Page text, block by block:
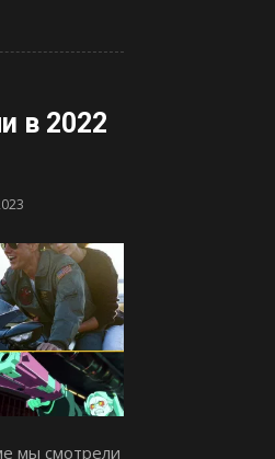
в 2022
мы смотрели